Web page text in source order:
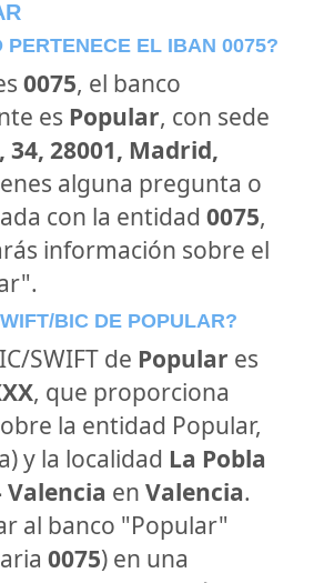
PERTENECE EL IBAN 0075?
0075, el banco
es Popular, con sede
34, 28001, Madrid,
alguna pregunta o
con la entidad 0075,
información sobre el
BIC DE POPULAR?
SWIFT de Popular es
, que proporciona
la entidad Popular,
y la localidad La Pobla
Valencia en Valencia.
al banco "Popular"
0075) en una